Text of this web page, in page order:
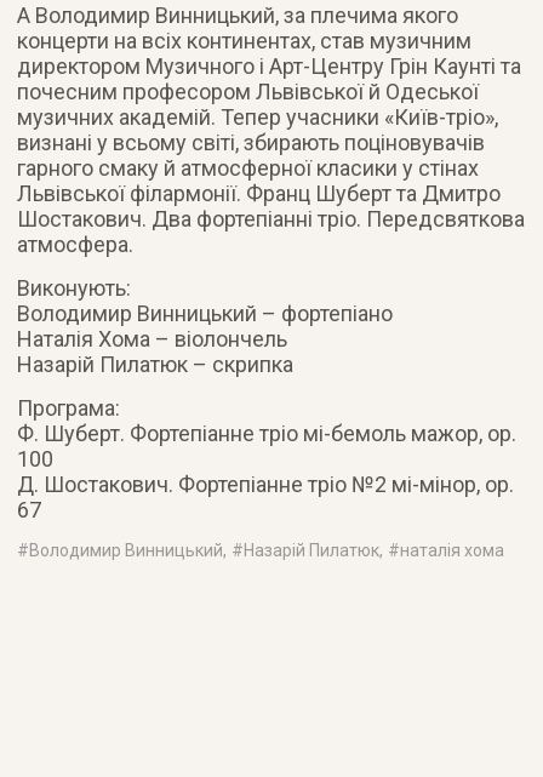
А Володимир Винницький, за плечима якого
концерти на всіх континентах, став музичним
директором Музичного і Арт-Центру Грін Каунті та
почесним професором Львівської й Одеської
музичних академій. Тепер учасники «Київ-тріо»,
визнані у всьому світі, збирають поціновувачів
гарного смаку й атмосферної класики у стінах
Львівської філармонії. Франц Шуберт та Дмитро
Шостакович. Два фортепіанні тріо. Передсвяткова
атмосфера.
Виконують:
Володимир Винницький – фортепіано
Наталія Хома – віолончель
Назарій Пилатюк – скрипка
Програма:
Ф. Шуберт. Фортепіанне тріо мі-бемоль мажор, оp.
100
Д. Шостакович. Фортепіанне тріо №2 мі-мінор, оp.
67
#Володимир Винницький, #Назарій Пилатюк, #наталія хома